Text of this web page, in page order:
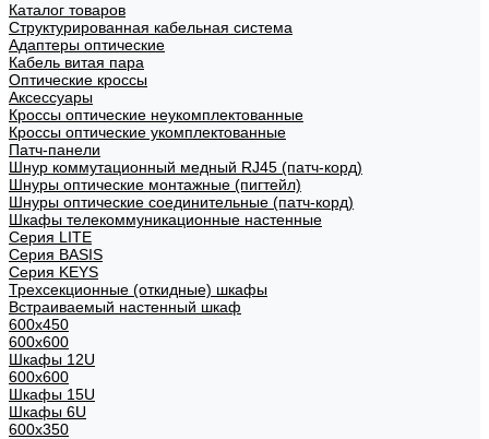
Каталог товаров
Структурированная кабельная система
Адаптеры оптические
Кабель витая пара
Оптические кроссы
Аксессуары
Кроссы оптические неукомплектованные
Кроссы оптические укомплектованные
Патч-панели
Шнур коммутационный медный RJ45 (патч-корд)
Шнуры оптические монтажные (пигтейл)
Шнуры оптические соединительные (патч-корд)
Шкафы телекоммуникационные настенные
Cерия LITE
Cерия BASIS
Cерия KEYS
Трехсекционные (откидные) шкафы
Встраиваемый настенный шкаф
600x450
600x600
Шкафы 12U
600x600
Шкафы 15U
Шкафы 6U
600x350